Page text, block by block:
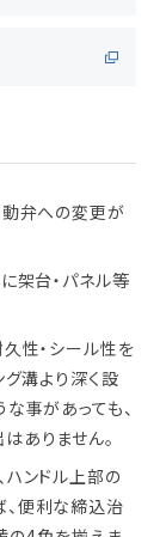
動弁への変更が
架台・パネル等
性・シール性を
グ溝より深く設
事があっても、
ありません。
ンドル上部の
便利な締込治